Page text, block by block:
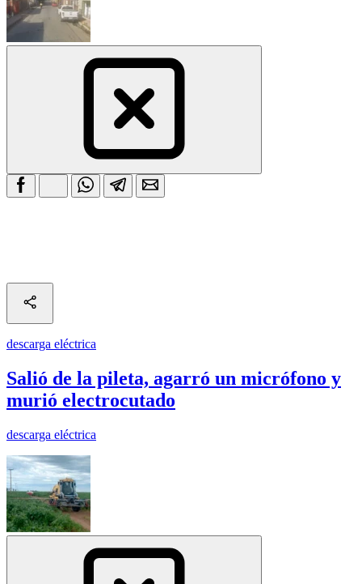
descarga eléctrica
Salió de la pileta, agarró un micrófono y
murió electrocutado
descarga eléctrica